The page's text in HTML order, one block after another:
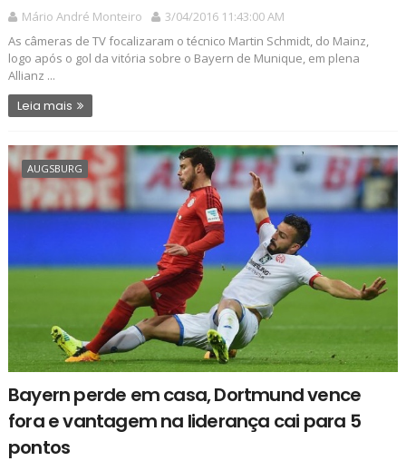
Mário André Monteiro
3/04/2016 11:43:00 AM
As câmeras de TV focalizaram o técnico Martin Schmidt, do Mainz,
logo após o gol da vitória sobre o Bayern de Munique, em plena
Allianz ...
Leia mais
AUGSBURG
Bayern perde em casa, Dortmund vence
fora e vantagem na liderança cai para 5
pontos